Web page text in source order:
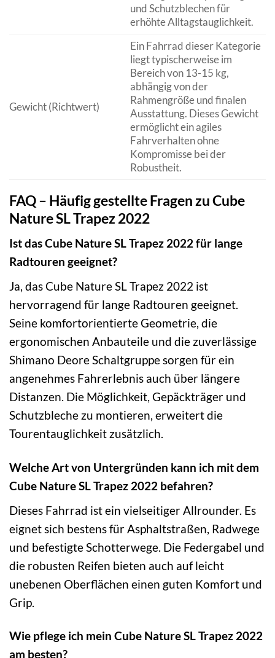
und Schutzblechen für
erhöhte Alltagstauglichkeit.
Gewicht (Richtwert)
Ein Fahrrad dieser Kategorie
liegt typischerweise im
Bereich von 13-15 kg,
abhängig von der
Rahmengröße und finalen
Ausstattung. Dieses Gewicht
ermöglicht ein agiles
Fahrverhalten ohne
Kompromisse bei der
Robustheit.
FAQ – Häufig gestellte Fragen zu Cube
Nature SL Trapez 2022
Ist das Cube Nature SL Trapez 2022 für lange
Radtouren geeignet?
Ja, das Cube Nature SL Trapez 2022 ist
hervorragend für lange Radtouren geeignet.
Seine komfortorientierte Geometrie, die
ergonomischen Anbauteile und die zuverlässige
Shimano Deore Schaltgruppe sorgen für ein
angenehmes Fahrerlebnis auch über längere
Distanzen. Die Möglichkeit, Gepäckträger und
Schutzbleche zu montieren, erweitert die
Tourentauglichkeit zusätzlich.
Welche Art von Untergründen kann ich mit dem
Cube Nature SL Trapez 2022 befahren?
Dieses Fahrrad ist ein vielseitiger Allrounder. Es
eignet sich bestens für Asphaltstraßen, Radwege
und befestigte Schotterwege. Die Federgabel und
die robusten Reifen bieten auch auf leicht
unebenen Oberflächen einen guten Komfort und
Grip.
Wie pflege ich mein Cube Nature SL Trapez 2022
am besten?